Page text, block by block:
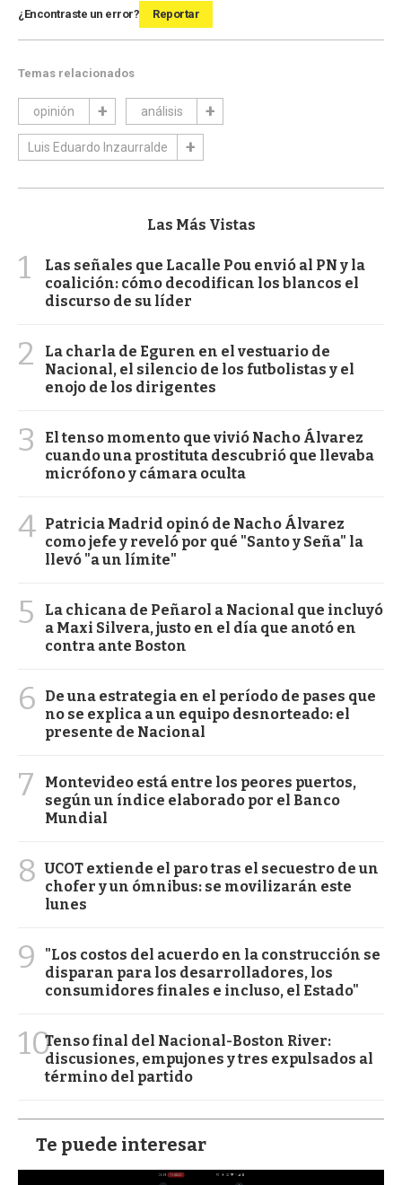
¿Encontraste un error? Reportar
Temas relacionados
opinión análisis
Luis Eduardo Inzaurralde
Las Más Vistas
1
Las señales que Lacalle Pou envió al PN y la
coalición: cómo decodifican los blancos el
discurso de su líder
2
La charla de Eguren en el vestuario de
Nacional, el silencio de los futbolistas y el
enojo de los dirigentes
3
El tenso momento que vivió Nacho Álvarez
cuando una prostituta descubrió que llevaba
micrófono y cámara oculta
4 Patricia Madrid opinó de Nacho Álvarez
como jefe y reveló por qué "Santo y Seña" la
llevó "a un límite"
5
La chicana de Peñarol a Nacional que incluyó
a Maxi Silvera, justo en el día que anotó en
contra ante Boston
6
De una estrategia en el período de pases que
no se explica a un equipo desnorteado: el
presente de Nacional
7
Montevideo está entre los peores puertos,
según un índice elaborado por el Banco
Mundial
8 UCOT extiende el paro tras el secuestro de un
chofer y un ómnibus: se movilizarán este
lunes
9
"Los costos del acuerdo en la construcción se
disparan para los desarrolladores, los
consumidores finales e incluso, el Estado"
10Tenso final del Nacional-Boston River:
discusiones, empujones y tres expulsados al
término del partido
Te puede interesar